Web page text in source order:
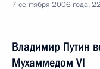
7 сентября 2006 года,
Владимир Путин
Мухаммедом VI